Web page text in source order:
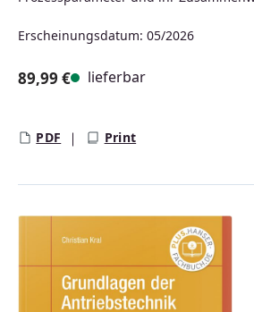
Erscheinungsdatum: 05/2026
89,99 € lieferbar
PDF Print